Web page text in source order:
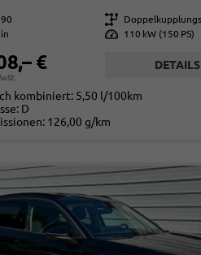
Getriebe
Leistung 110 kW (150 PS)
€ DETAILS
kombiniert: 5,50 l/100km
D
126,00 g/km